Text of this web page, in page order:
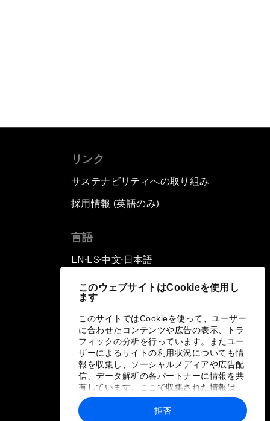
このウェブサイトはCookieを使用し
ます
このサイトではCookieを使って、ユーザー
に合わせたコンテンツや広告の表示、トラ
フィックの分析を行っています。またユー
ザーによるサイトの利用状況についても情
報を収集し、ソーシャルメディアや広告配
信、データ解析の各パートナーに情報を共
有しています。ここで収集された情報は、
ユーザーが各パートナーに提供した他の情
報や各パートナーのサービスを使用した際
拒否
リンク
サステナビリティへの取り組み
採用情報 (英語のみ)
言語
EN ▪ ES▪中文▪ 日本語